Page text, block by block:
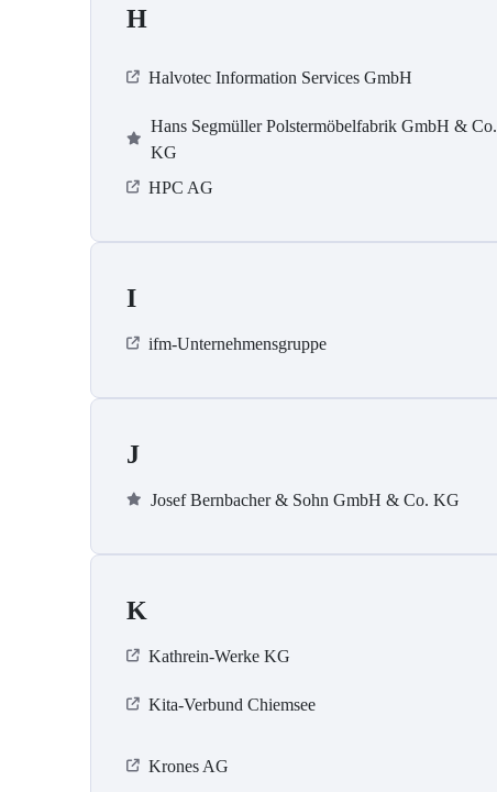
H
Halvotec Information Services GmbH
Hans Segmüller Polstermöbelfabrik GmbH & Co.
KG
HPC AG
I
ifm-Unternehmensgruppe
J
Josef Bernbacher & Sohn GmbH & Co. KG
K
Kathrein-Werke KG
Kita-Verbund Chiemsee
Krones AG